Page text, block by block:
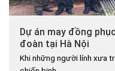
Dự án may đồng
đoàn tại Hà Nội
Khi những người lính xưa